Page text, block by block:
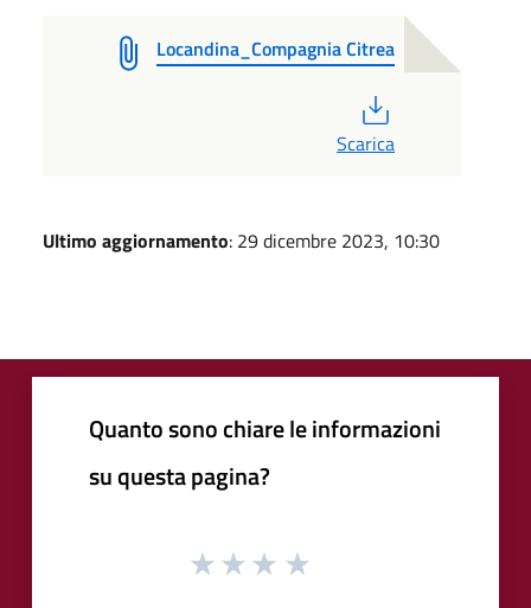
Locandina_Compagnia Citrea
Scarica
Ultimo aggiornamento: 29 dicembre 2023, 10:30
Quanto sono chiare le informazioni
su questa pagina?